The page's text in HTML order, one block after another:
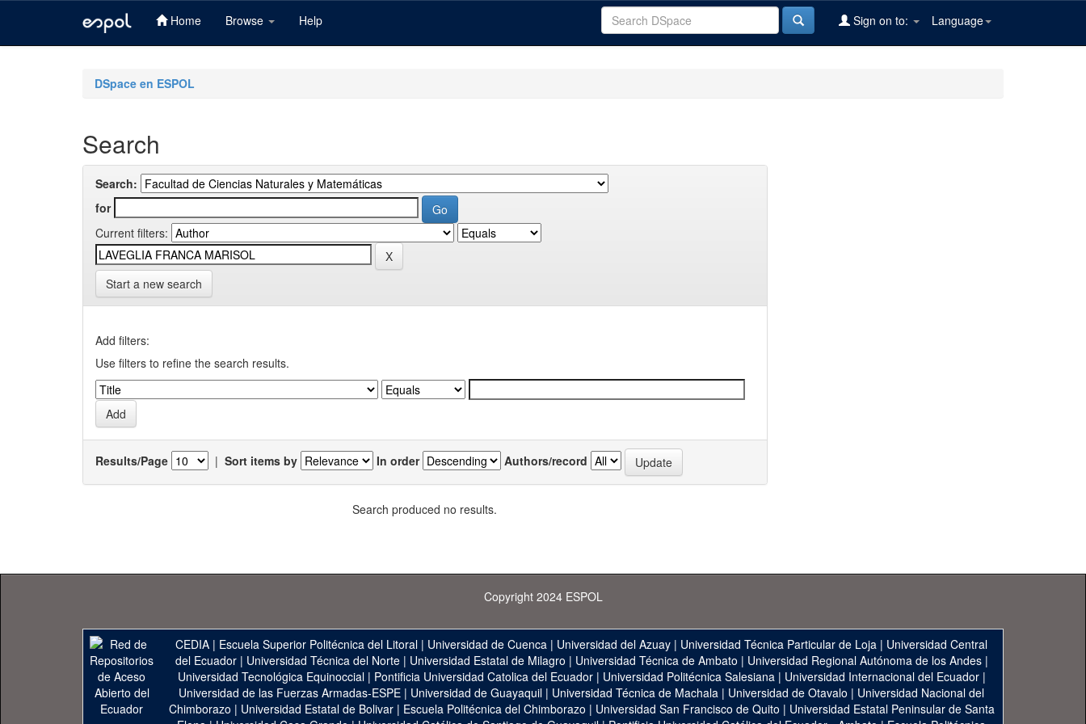
Home Browse Help Language
Sign on to:
DSpace en ESPOL
Search
Search:
for
Current filters:
Start a new search
Add filters:
Use filters to refine the search results.
Results/Page | Sort items by In order Authors/record
Search produced no results.
Copyright 2024 ESPOL
CEDIA | Escuela Superior Politécnica del Litoral | Universidad de Cuenca | Universidad del Azuay | Universidad Técnica Particular de Loja | Universidad Central
del Ecuador| Universidad Técnica del Norte| Universidad Estatal de Milagro | Universidad Técnica de Ambato | Universidad Regional Autónoma de los Andes|
Universidad Tecnológica Equinoccial| Pontificia Universidad Catolica del Ecuador| Universidad Politécnica Salesiana| Universidad Internacional del Ecuador|
Universidad de las Fuerzas Armadas-ESPE | Universidad de Guayaquil | Universidad Técnica de Machala | Universidad de Otavalo | Universidad Nacional del
Chimborazo | Universidad Estatal de Bolivar| Escuela Politécnica del Chimborazo | Universidad San Francisco de Quito | Universidad Estatal Peninsular de Santa